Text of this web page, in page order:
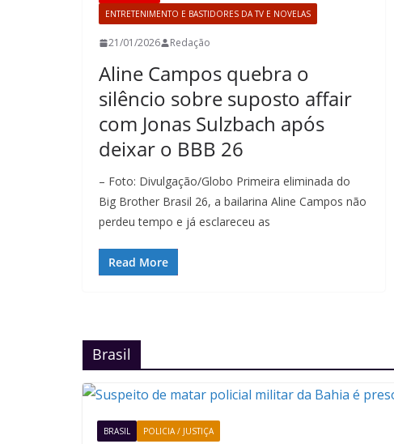
ENTRETENIMENTO E BASTIDORES DA TV E NOVELAS
21/01/2026 Redação
Aline Campos quebra o
silêncio sobre suposto affair
com Jonas Sulzbach após
deixar o BBB 26
– Foto: Divulgação/Globo Primeira eliminada do
Big Brother Brasil 26, a bailarina Aline Campos não
perdeu tempo e já esclareceu as
Read More
Brasil
BRASIL POLICIA / JUSTIÇA